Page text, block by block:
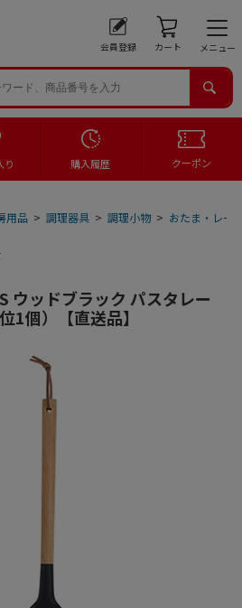
会員登録 カート メニュー
り 購入履歴 クーポン
用品 > 調理器具 > 調理小物 > おたま・レー
ウッドブラック パスタレー
1個）【直送品】